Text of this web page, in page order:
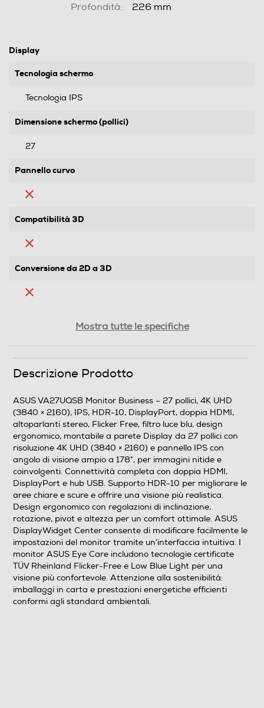
Profondità:
226 mm
Display
Tecnologia schermo
Tecnologia IPS
Dimensione schermo (pollici)
27
Pannello curvo
Compatibilità 3D
Conversione da 2D a 3D
Luminosità LCD
350
Time response Rate
5
Touchscreen
LED
Risoluzione HD
Mostra tutte le specifiche
Descrizione Prodotto
ASUS VA27UQSB Monitor Business – 27 pollici, 4K UHD
(3840 × 2160), IPS, HDR-10, DisplayPort, doppia HDMI,
altoparlanti stereo, Flicker Free, filtro luce blu, design
ergonomico, montabile a parete Display da 27 pollici con
risoluzione 4K UHD (3840 × 2160) e pannello IPS con
angolo di visione ampio a 178°, per immagini nitide e
coinvolgenti. Connettività completa con doppia HDMI,
DisplayPort e hub USB. Supporto HDR-10 per migliorare le
aree chiare e scure e offrire una visione più realistica.
Design ergonomico con regolazioni di inclinazione,
rotazione, pivot e altezza per un comfort ottimale. ASUS
DisplayWidget Center consente di modificare facilmente le
impostazioni del monitor tramite un’interfaccia intuitiva. I
monitor ASUS Eye Care includono tecnologie certificate
TÜV Rheinland Flicker-Free e Low Blue Light per una
visione più confortevole. Attenzione alla sostenibilità:
imballaggi in carta e prestazioni energetiche efficienti
conformi agli standard ambientali.